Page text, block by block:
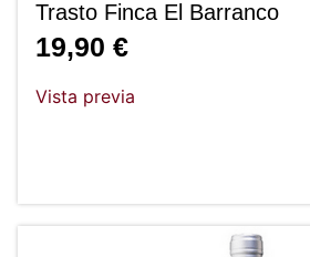
Trasto Finca El Barranco
19,90 €
Vista previa